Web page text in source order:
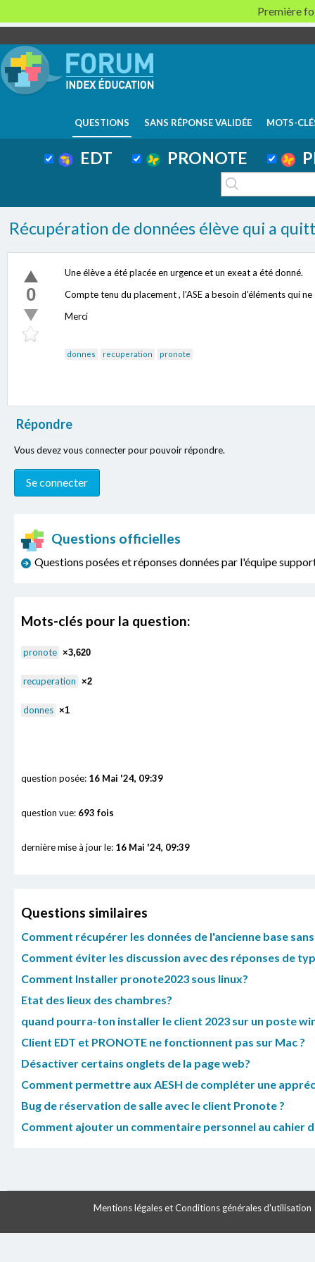
QUESTIONS SANS RÉPONSE VALIDÉE MOTS-
EDT PRONOTE
Récupération de données élève qui a
0
Une élève a été placée en urgence et un exeat a été donné.
Compte tenu du placement , l'ASE a besoin d'éléments qui
Merci
donnes recuperation pronote
Répondre
Vous devez vous connecter pour pouvoir répondre.
Questions officielles
Questions posées et réponses données par l'équipe
Mots-clés pour la question:
pronote ×3,620
recuperation ×2
donnes ×1
question posée: 16 Mai '24, 09:39
question vue: 693 fois
dernière mise à jour le: 16 Mai '24, 09:39
Questions similaires
Comment récupérer les données de l'ancienne base
Comment éviter les discussion avec des réponses de
Comment Installer pronote2023 sous linux?
Etat des lieux des chambres?
quand pourra-ton installer le client 2023 sur un poste
Client EDT et PRONOTE ne fonctionnent pas sur Mac ?
Désactiver certains onglets de la page web?
Comment permettre aux AESH de compléter une
Bug de réservation de salle avec le client Pronote ?
Comment ajouter un commentaire personnel au cahier
Mentions légales et Conditions générales d'utilisation
Première